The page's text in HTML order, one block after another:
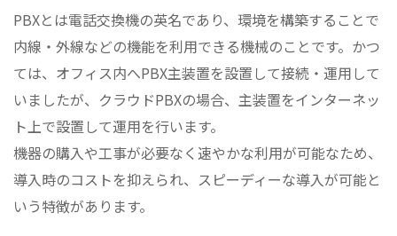
PBXとは電話交換機の英名であり、環境を構築することで
内線・外線などの機能を利用できる機械のことです。かつ
ては、オフィス内へPBX主装置を設置して接続・運用して
いましたが、クラウドPBXの場合、主装置をインターネッ
ト上で設置して運用を行います。
機器の購入や工事が必要なく速やかな利用が可能なため、
導入時のコストを抑えられ、スピーディーな導入が可能と
いう特徴があります。